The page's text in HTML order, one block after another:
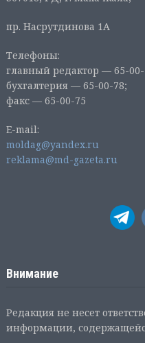
пр. Насрутдинова 1А
Телефоны:
главный редактор — 65-00-
бухгалтерия — 65-00-78;
факс — 65-00-75
E-mail:
moldag@yandex.ru
reklama@md-gazeta.ru
Внимание
Редакция не несет
информации,